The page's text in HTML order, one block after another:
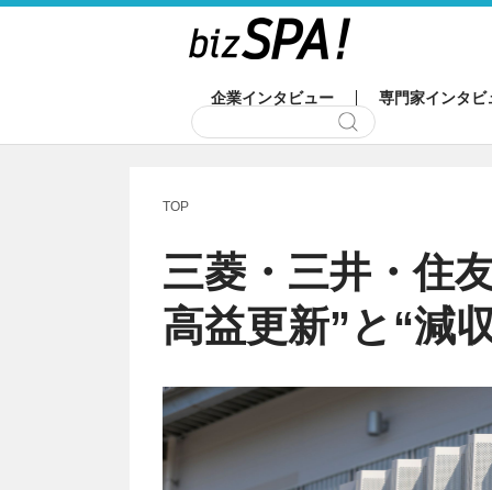
企業インタビュー 専門家インタビ
TOP
三菱・三井・住
高益更新”と“減